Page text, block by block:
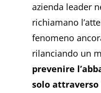
azienda leader
richiamano
fenomeno
rilanciando un
prevenire
solo attraverso